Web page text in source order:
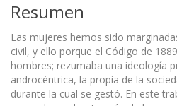
Resumen
Las mujeres hemos sido
civil, y ello porque el Código de
hombres; rezumaba una ideología
androcéntrica, la propia de la
durante la cual se gestó. En este